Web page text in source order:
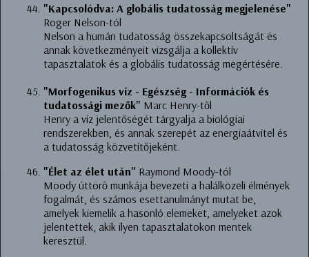
"Kapcsolódva: A globális tudatosság megjelenése"
Roger Nelson-tól
Nelson a humán tudatosság összekapcsoltságát és
annak következményeit vizsgálja a kollektív
tapasztalatok és a globális tudatosság megértésére.
"Morfo­genikus víz - Egészség - Információk és
tudatossági mezők" Marc Henry-től
Henry a víz jelentőségét tárgyalja a biológiai
rendszerekben, és annak szerepét az energiaátvitel és
a tudatosság közvetítőjeként.
"Élet az élet után" Raymond Moody-tól
Moody úttörő munkája bevezeti a halálközeli élmények
fogalmát, és számos esettanulmányt mutat be,
amelyek kiemelik a hasonló elemeket, amelyeket azok
jelentettek, akik ilyen tapasztalatokon mentek
keresztül.